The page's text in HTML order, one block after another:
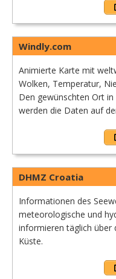
Windly.com
Animierte Karte mit
Wolken, Temperatur,
Den gewünschten Ort
werden die Daten auf
DHMZ Croatia
Informationen des
meteorologische und
informieren täglich über
Küste.